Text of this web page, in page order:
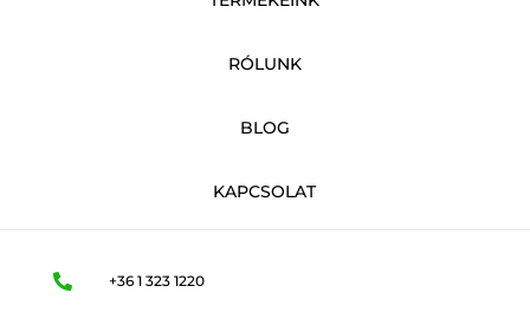
RÓLUNK
BLOG
KAPCSOLAT
 +36 1 323 1220